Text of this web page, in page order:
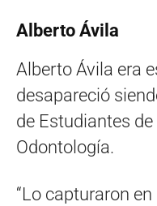
Alberto Ávila
Alberto Ávila era
desapareció
de Estudiantes
Odontología.
“Lo capturaron